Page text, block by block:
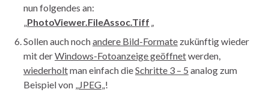
nun folgendes an:
„PhotoViewer.FileAssoc.Tiff „
Sollen auch nochandere Bild-Formate zukünftig wieder
mit derWindows-Fotoanzeige geöffnetwerden,
wiederholtman einfach dieSchritte 3 – 5 analog zum
Beispiel von „JPEG„!